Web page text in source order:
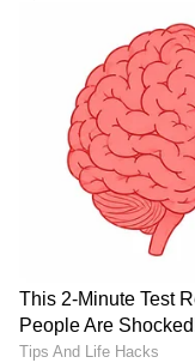
Bigg Boss ಮನೆಗೆ
ಸೆಲೆಕ್ಟ್​ ಮಾಡಲು
ಹ್ಯಾಂಡ್​ಸಮ್​: ಅಗ್ನಿ
ತೀರ್ಪುಗಾರರು ಇವರೇ
LATEST VIDEOS
"ರಾಜಕೀಯ ಬೇಡ,
ಕನಕೋತ್ಸವದಲ್ಲಿ